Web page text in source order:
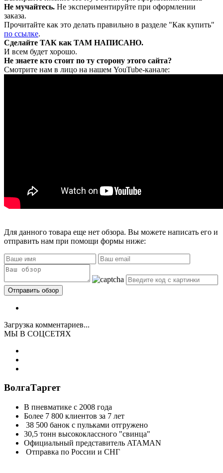
Не мучайтесь. Не экспериментируйте при оформлении
заказа.
Прочитайте как это делать правильно в разделе "Как купить"
по ссылке.
Сделайте ТАК как ТАМ НАПИСАНО.
И всем будет хорошо.
Не знаете кто стоит по ту сторону этого сайта?
Смотрите нам в лицо на нашем YouTube-канале:
Для данного товара еще нет обзора. Вы можете написать его и
отправить нам при помощи формы ниже:
Загрузка комментариев...
МЫ В СОЦСЕТЯХ
ВолгаТаргет
В пневматике с 2008 года
Более 7 800 клиентов за 7 лет
38 500 банок с пульками отгружено
30,5 тонн высококлассного "свинца"
Официальный представитель ATAMAN
Отправка по России и СНГ